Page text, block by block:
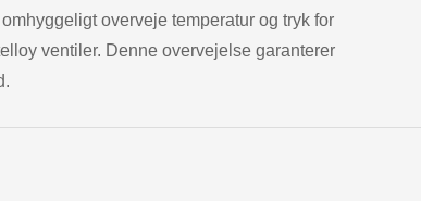
overveje temperatur og tryk for
ventiler. Denne overvejelse garanterer